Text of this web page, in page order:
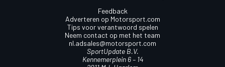
Feedback
Adverteren op Motorsport.com
Tips voor verantwoord spelen
Neem contact op met het team
nl.adsales@motorsport.com
SportUpdate B.V.
Kennemerplein 6 – 14